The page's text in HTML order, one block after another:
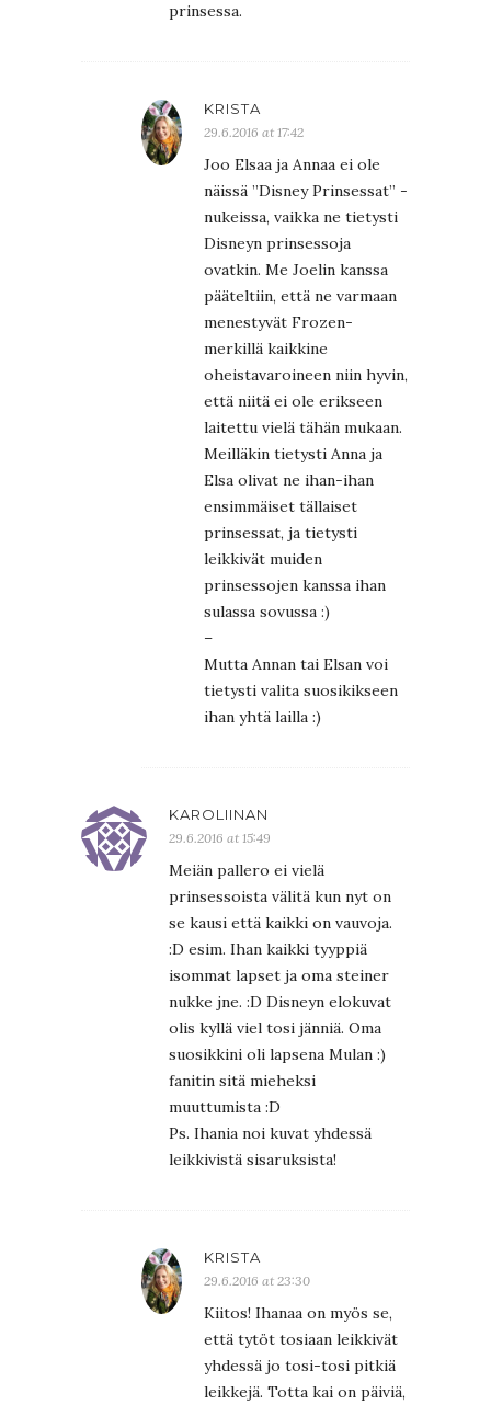
prinsessa.
KRISTA
29.6.2016 at 17:42
Joo Elsaa ja Annaa ei ole
näissä ”Disney Prinsessat” -
nukeissa, vaikka ne tietysti
Disneyn prinsessoja
ovatkin. Me Joelin kanssa
pääteltiin, että ne varmaan
menestyvät Frozen-
merkillä kaikkine
oheistavaroineen niin hyvin,
että niitä ei ole erikseen
laitettu vielä tähän mukaan.
Meilläkin tietysti Anna ja
Elsa olivat ne ihan-ihan
ensimmäiset tällaiset
prinsessat, ja tietysti
leikkivät muiden
prinsessojen kanssa ihan
sulassa sovussa :)
–
Mutta Annan tai Elsan voi
tietysti valita suosikikseen
ihan yhtä lailla :)
KAROLIINAN
29.6.2016 at 15:49
Meiän pallero ei vielä
prinsessoista välitä kun nyt on
se kausi että kaikki on vauvoja.
:D esim. Ihan kaikki tyyppiä
isommat lapset ja oma steiner
nukke jne. :D Disneyn elokuvat
olis kyllä viel tosi jänniä. Oma
suosikkini oli lapsena Mulan :)
fanitin sitä mieheksi
muuttumista :D
Ps. Ihania noi kuvat yhdessä
leikkivistä sisaruksista!
KRISTA
29.6.2016 at 23:30
Kiitos! Ihanaa on myös se,
että tytöt tosiaan leikkivät
yhdessä jo tosi-tosi pitkiä
leikkejä. Totta kai on päiviä,